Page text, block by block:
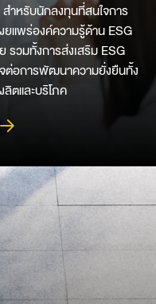
ำหรับนักลงทุนที่สนใจการ
ยแพร่องค์ความรู้ด้าน ESG
รวมทั้งการส่งเสริม ESG
จต่อการพัฒนาความยั่งยืนทั้ง
ตและบริโภค